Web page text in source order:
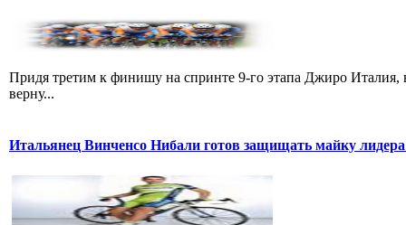
Придя третим к финишу на спринте 9-го этапа Джиро
верну...
Итальянец Винченсо Нибали готов защищать майку